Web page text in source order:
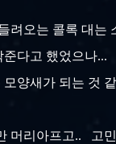
오는 콜록 대는
준다고 했었으
양새가 되는
머리아프고.. 고